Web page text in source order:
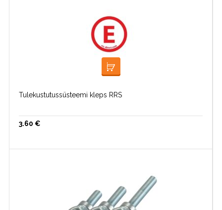
LISA KORVI
Tulekustutussüsteemi kleps RRS
3.60 €